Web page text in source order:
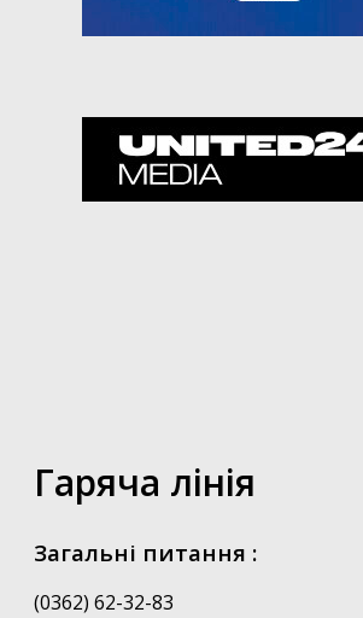
Гаряча лінія
Загальні питання :
(0362) 62-32-83